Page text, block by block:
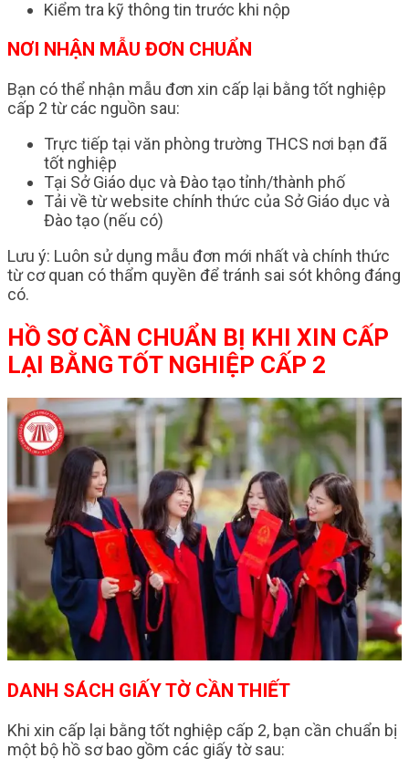
Kiểm tra kỹ thông tin trước khi nộp
NƠI NHẬN MẪU ĐƠN CHUẨN
Bạn có thể nhận mẫu đơn xin cấp lại bằng tốt nghiệp
cấp 2 từ các nguồn sau:
Trực tiếp tại văn phòng trường THCS nơi bạn đã
tốt nghiệp
Tại Sở Giáo dục và Đào tạo tỉnh/thành phố
Tải về từ website chính thức của Sở Giáo dục và
Đào tạo (nếu có)
Lưu ý: Luôn sử dụng mẫu đơn mới nhất và chính thức
từ cơ quan có thẩm quyền để tránh sai sót không đáng
có.
HỒ SƠ CẦN CHUẨN BỊ KHI XIN CẤP
LẠI BẰNG TỐT NGHIỆP CẤP 2
DANH SÁCH GIẤY TỜ CẦN THIẾT
Khi xin cấp lại bằng tốt nghiệp cấp 2, bạn cần chuẩn bị
một bộ hồ sơ bao gồm các giấy tờ sau: